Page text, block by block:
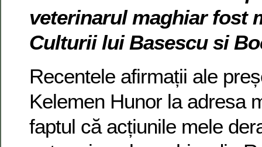
veterinarul maghiar fost
Culturii lui Basescu si
Recentele afirmații ale
Kelemen Hunor la adresa
faptul că acțiunile mele